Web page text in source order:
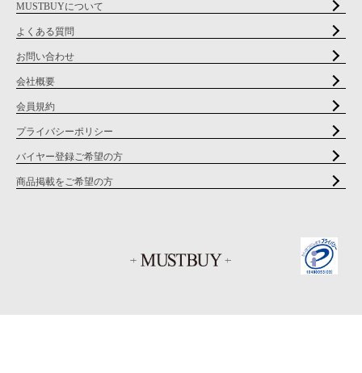
MUSTBUYについて
よくある質問
お問い合わせ
会社概要
会員規約
プライバシーポリシー
バイヤー登録ご希望の方
商品掲載をご希望の方